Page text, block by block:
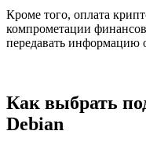
Кроме того, оплата
компрометации
передавать информацию
Как выбрать
Debian